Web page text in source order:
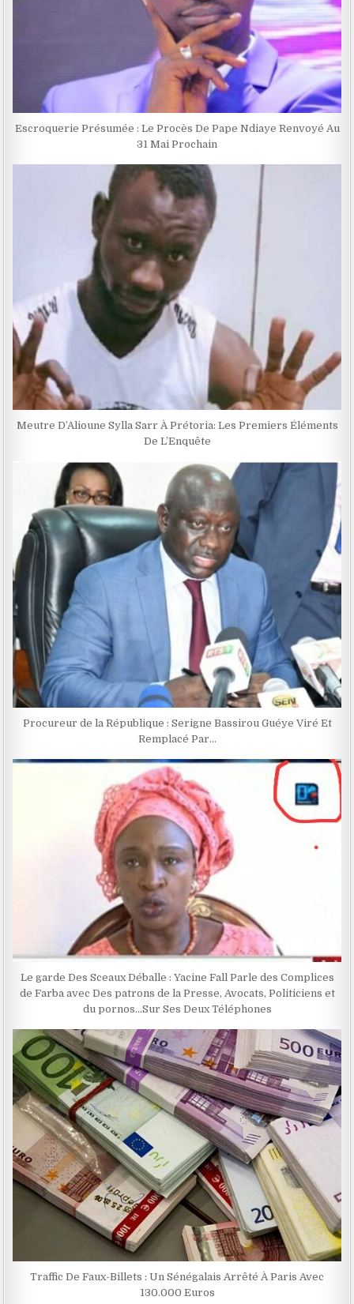
Escroquerie Présumée : Le Procès De Pape Ndiaye Renvoyé Au
31 Mai Prochain
Meutre D’Alioune Sylla Sarr À Prétoria: Les Premiers Éléments
De L’Enquête
Procureur de la République : Serigne Bassirou Guéye Viré Et
Remplacé Par…
Le garde Des Sceaux Déballe : Yacine Fall Parle des Complices
de Farba avec Des patrons de la Presse, Avocats, Politiciens et
du pornos…Sur Ses Deux Téléphones
Traffic De Faux-Billets : Un Sénégalais Arrêté À Paris Avec
130.000 Euros